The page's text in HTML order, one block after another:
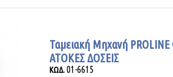
Ταμειακή Μηχανή
ΑΤΟΚΕΣ ΔΟΣΕΙΣ
ΚΩΔ.01-6615